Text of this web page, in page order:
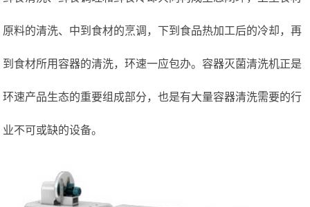
原料的清洗、中到食材的烹调，下到食品热加工后的冷却，再
到食材所用容器的清洗，环速一应包办。容器灭菌清洗机正是
环速产品生态的重要组成部分，也是有大量容器清洗需要的行
业不可或缺的设备。